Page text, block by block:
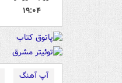
۱۹:۰۴
آپ آهنگ